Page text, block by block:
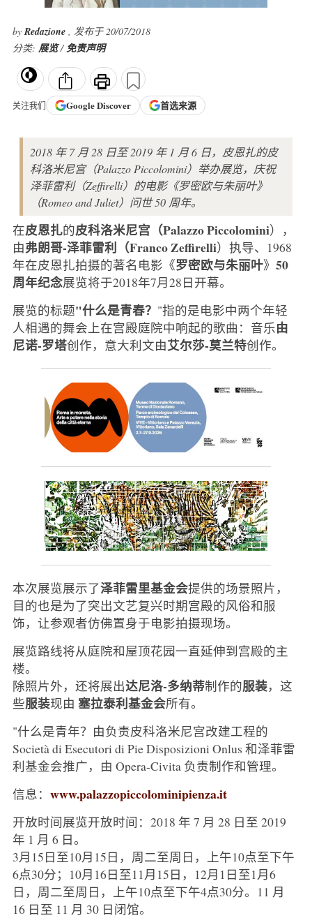
byRedazione , 发布于 20/07/2018
分类: 展览/免责声明
关注我们 GoogleDiscover 首选来源
2018 年 7 月 28 日至 2019 年 1 月 6 日，皮恩扎的皮
科洛米尼宫（Palazzo Piccolomini）举办展览，庆祝
泽菲雷利（Zeffirelli）的电影《罗密欧与朱丽叶》
（Romeo and Juliet）问世 50 周年。
在皮恩扎的皮科洛米尼宫（Palazzo Piccolomini），
由弗朗哥-泽菲雷利（Franco Zeffirelli）执导、1968
年在皮恩扎拍摄的著名电影《罗密欧与朱丽叶》 50
周年纪念展览将于2018年7月28日开幕。
展览的标题"什么是青春？ "指的是电影中两个年轻
人相遇的舞会上在宫殿庭院中响起的歌曲：音乐由
尼诺-罗塔创作，意大利文由艾尔莎-莫兰特创作。
本次展览展示了泽菲雷里基金会提供的场景照片，
目的也是为了突出文艺复兴时期宫殿的风俗和服
饰，让参观者仿佛置身于电影拍摄现场。
展览路线将从庭院和屋顶花园一直延伸到宫殿的主
楼。
除照片外，还将展出达尼洛-多纳蒂制作的服装，这
些服装现由 塞拉泰利基金会所有。
"什么是青年？由负责皮科洛米尼宫改建工程的
Società di Esecutori di Pie Disposizioni Onlus 和泽菲雷
利基金会推广，由 Opera-Civita 负责制作和管理。
信息： www.palazzopiccolominipienza.it
开放时间展览开放时间：2018 年 7 月 28 日至 2019
年 1 月 6 日。
3月15日至10月15日，周二至周日，上午10点至下午
6点30分；10月16日至11月15日，12月1日至1月6
日，周二至周日，上午10点至下午4点30分。11 月
16 日至 11 月 30 日闭馆。